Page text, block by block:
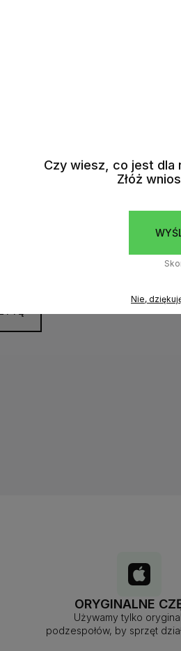
AIR 15"
ORYGINALNE
Używamy tylko
podzespołów, by sprzęt
Czy wiesz, co jest dla
Złóż
Nie,